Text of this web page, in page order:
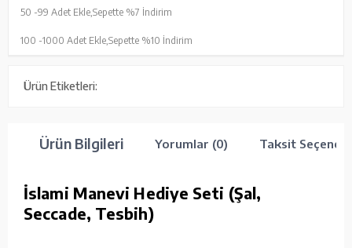
50 -99 Adet Ekle, Sepette %7 İndirim
100 -1000 Adet Ekle, Sepette %10 İndirim
Ürün Etiketleri:
Ürün Bilgileri Yorumlar (0) Taksit
İslami Manevi Hediye Seti (Şal,
Seccade, Tesbih)